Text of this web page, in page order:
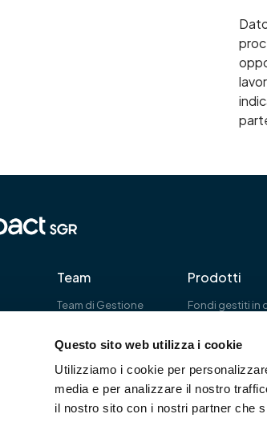
Questo sito web utilizza i cookie
Utilizziamo i cookie per
media e per analizzare il nostro
il nostro sito con i nostri partner che
Team
Team di Gestione
Prodotti
Fondi gestiti in
Prodotti IMPact
25 – 20121 Milano
C.F. /